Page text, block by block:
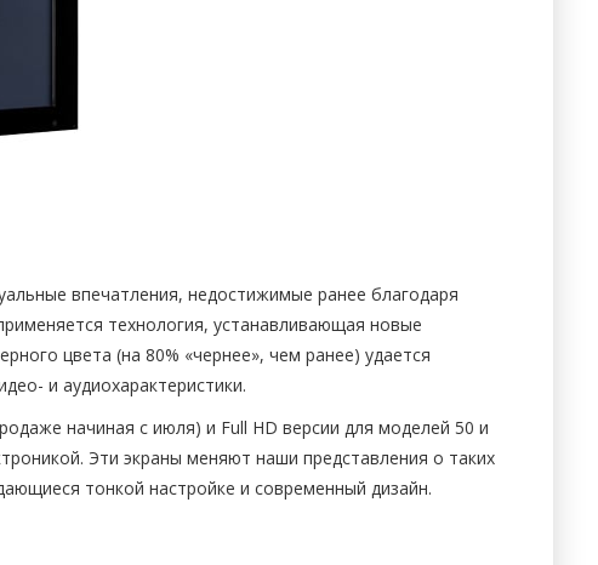
впечатления, недостижимые ранее благодаря
технология, устанавливающая новые
цвета (на 80% «чернее», чем ранее) удается
и аудиохарактеристики.
начиная с июля) и Full HD версии для моделей 50 и
Эти экраны меняют наши представления о таких
тонкой настройке и современный дизайн.